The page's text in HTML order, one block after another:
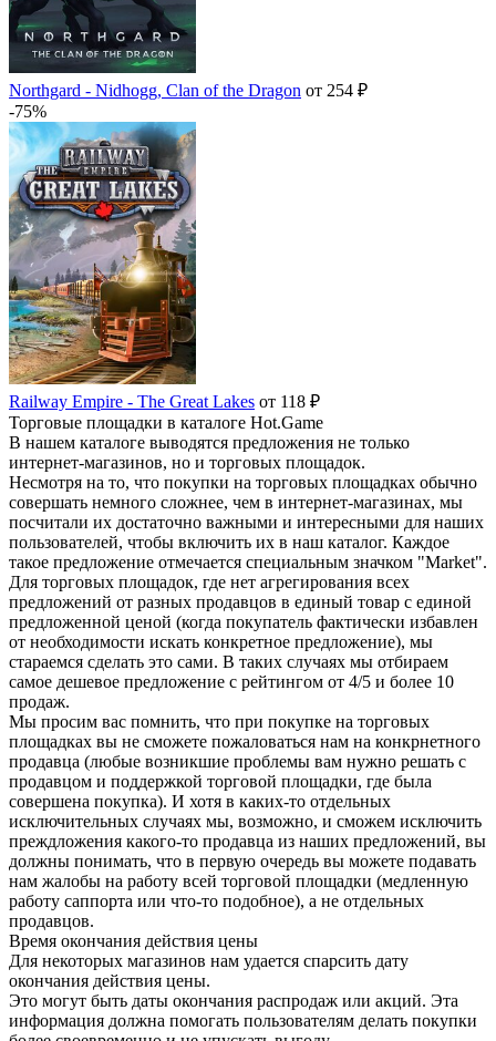
Northgard - Nidhogg, Clan of the Dragon от 254 ₽
-75%
Railway Empire - The Great Lakes от 118 ₽
Торговые площадки в каталоге Hot.Game
В нашем каталоге выводятся предложения не только
интернет-магазинов, но и торговых площадок.
Несмотря на то, что покупки на торговых площадках обычно
совершать немного сложнее, чем в интернет-магазинах, мы
посчитали их достаточно важными и интересными для наших
пользователей, чтобы включить их в наш каталог. Каждое
такое предложение отмечается специальным значком "Market".
Для торговых площадок, где нет агрегирования всех
предложений от разных продавцов в единый товар с единой
предложенной ценой (когда покупатель фактически избавлен
от необходимости искать конкретное предложение), мы
стараемся сделать это сами. В таких случаях мы отбираем
самое дешевое предложение с рейтингом от 4/5 и более 10
продаж.
Мы просим вас помнить, что при покупке на торговых
площадках вы не сможете пожаловаться нам на конкрнетного
продавца (любые возникшие проблемы вам нужно решать с
продавцом и поддержкой торговой площадки, где была
совершена покупка). И хотя в каких-то отдельных
исключительных случаях мы, возможно, и сможем исключить
преждложения какого-то продавца из наших предложений, вы
должны понимать, что в первую очередь вы можете подавать
нам жалобы на работу всей торговой площадки (медленную
работу саппорта или что-то подобное), а не отдельных
продавцов.
Время окончания действия цены
Для некоторых магазинов нам удается спарсить дату
окончания действия цены.
Это могут быть даты окончания распродаж или акций. Эта
информация должна помогать пользователям делать покупки